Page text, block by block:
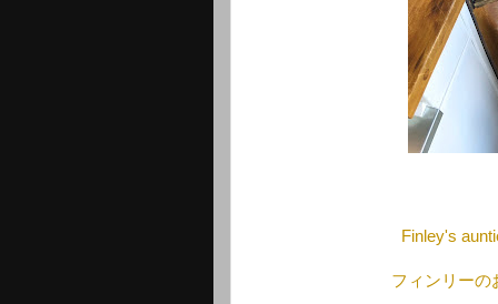
Finley's
フィンリーの